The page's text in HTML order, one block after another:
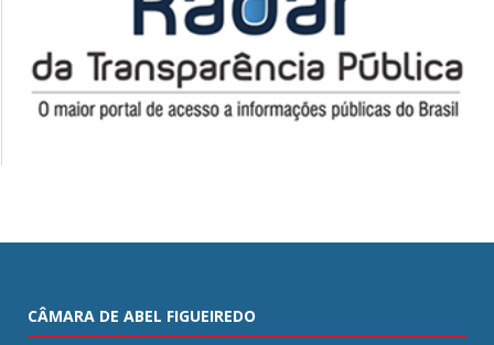
CÂMARA DE ABEL FIGUEIREDO